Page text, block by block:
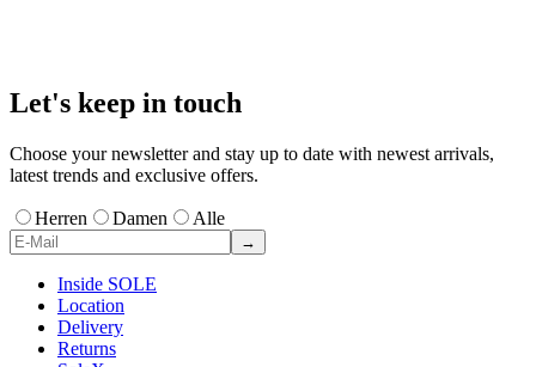
Let's keep in touch
Choose your newsletter and stay up to date with newest arrivals,
latest trends and exclusive offers.
Herren Damen Alle
→
Inside SOLE
Location
Delivery
Returns